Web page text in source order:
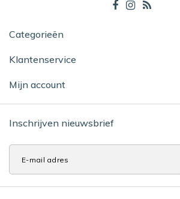
Categorieën
Klantenservice
Mijn account
Inschrijven nieuwsbrief